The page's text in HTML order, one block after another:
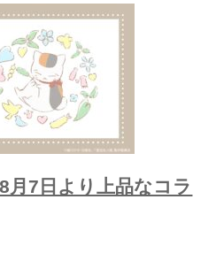
月7日より上品なコラ